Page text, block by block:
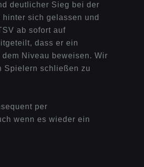
deutlicher Sieg bei der
sich gelassen und
ab sofort auf
dass er ein
Niveau beweisen. Wir
Spielern schließen zu
per
wenn es wieder ein